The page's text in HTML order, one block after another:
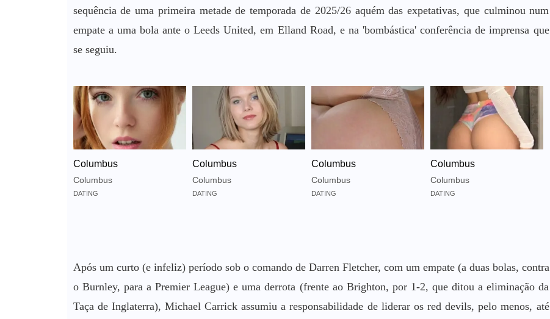
sequência de uma primeira metade de temporada de 2025/26 aquém das expetativas, que culminou num
empate a uma bola ante o Leeds United, em Elland Road, e na 'bombástica' conferência de imprensa que
se seguiu.
Columbus
Columbus
DATING
Columbus
Columbus
DATING
Columbus
Columbus
DATING
Columbus
Columbus
DATING
Após um curto (e infeliz) período sob o comando de Darren Fletcher, com um empate (a duas bolas, contra
o Burnley, para a Premier League) e uma derrota (frente ao Brighton, por 1-2, que ditou a eliminação da
Taça de Inglaterra), Michael Carrick assumiu a responsabilidade de liderar os red devils, pelo menos, até